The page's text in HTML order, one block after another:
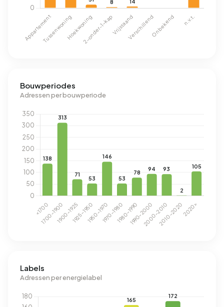
Bouwperiodes
Adressen per bouwperiode
Labels
Adressen per energielabel